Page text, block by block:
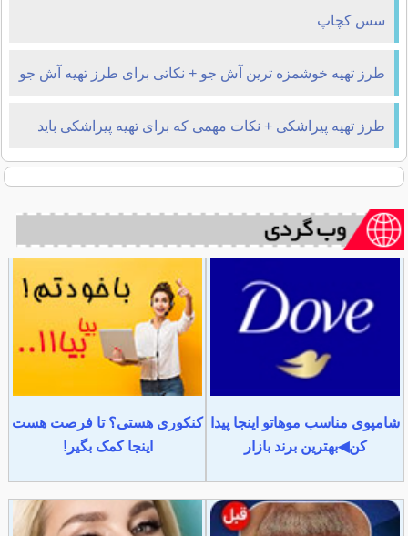
سس کچاپ
طرز تهیه خوشمزه ترین آش جو + نکاتی برای طرز تهیه آش جو
طرز تهیه پیراشکی + نکات مهمی که برای تهیه پیراشکی باید
بدانید
شامپوی مناسب موهاتو اینجا پیدا
کن◀بهترین برند بازار
کنکوری هستی؟ تا فرصت هست
اینجا کمک بگیر!